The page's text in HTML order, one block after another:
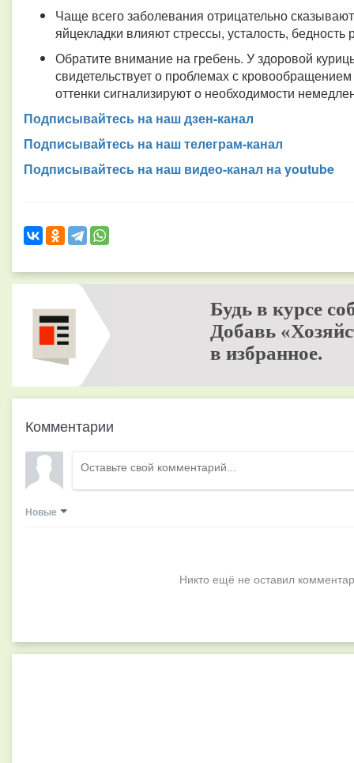
Чаще всего заболевания отрицательно
яйцекладки влияют стрессы, усталость,
Обратите внимание на гребень. У здоровой
свидетельствует о проблемах с
оттенки сигнализируют о необходимости
Подписывайтесь на наш дзен-канал
Подписывайтесь на наш телеграм-канал
Подписывайтесь на наш видео-канал на youtube
Будь в курсе
Добавь
в избранное.
Комментарии
Новые
Никто ещё не оставил